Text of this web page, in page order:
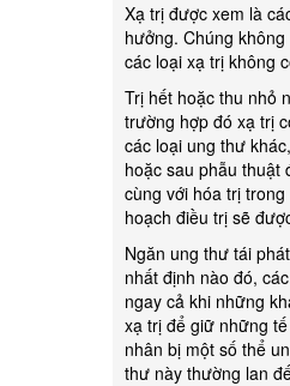
Xạ trị được xem là
hưởng. Chúng
các loại xạ trị không
Trị hết hoặc thu nhỏ
trường hợp đó xạ trị
các loại ung thư
hoặc sau phẫu thuật
cùng với hóa trị
hoạch điều trị sẽ
Ngăn ung thư tái
nhất định nào đó,
ngay cả khi những
xạ trị để giữ những
nhân bị một số thể
thư này thường lan